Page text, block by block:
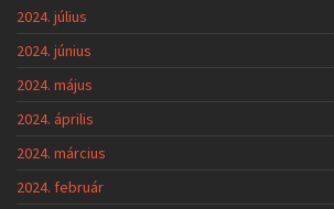
2024. július
2024. június
2024. május
2024. április
2024. március
2024. február